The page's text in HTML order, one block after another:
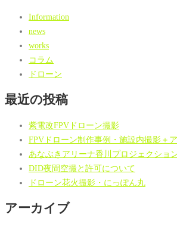
Information
news
works
コラム
ドローン
最近の投稿
紫電改FPVドローン撮影
FPVドローン制作事例・施設内撮影＋
あなぶきアリーナ香川プロジェクショ
DID夜間空撮と許可について
ドローン花火撮影・にっぽん丸
アーカイブ